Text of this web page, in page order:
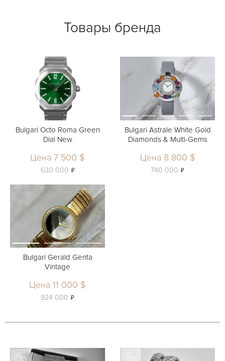
Товары бренда
Bulgari Octo Roma Green
Dial New
Цена 7 500 $
630 000 ь
Bulgari Astrale White Gold
Diamonds & Multi-Gems
Цена 8 800 $
740 000 ь
Bulgari Gerald Genta
Vintage
Цена 11 000 $
924 000 ь